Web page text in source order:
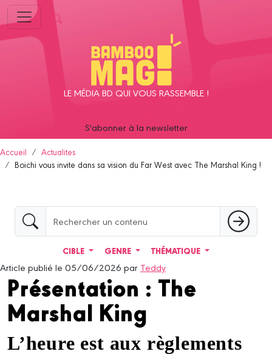
LE MÉDIA BD QUI VOUS RASSEMBLE !
S'abonner à la newsletter
Accueil
Actualites
Boichi vous invite dans sa vision du Far West avec The Marshal King !
CIBLE GENRE THÉMATIQUE
Article publié le 05/06/2026 par Teddy
Présentation : The
Marshal King
L’heure est aux règlements
Panneau de gestion des cookies